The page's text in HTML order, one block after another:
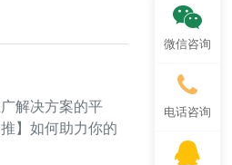
解决方案的平
】如何助力你的
微信咨询
电话咨询